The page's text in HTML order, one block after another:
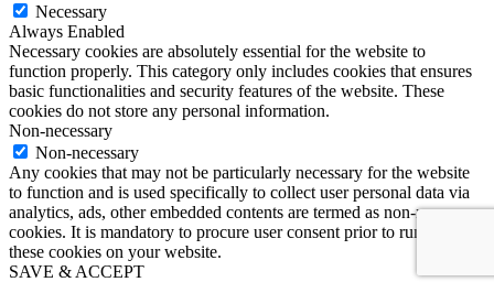
Necessary
Always Enabled
Necessary cookies are absolutely essential for the website to
function properly. This category only includes cookies that ensures
basic functionalities and security features of the website. These
cookies do not store any personal information.
Non-necessary
Non-necessary
Any cookies that may not be particularly necessary for the website
to function and is used specifically to collect user personal data via
analytics, ads, other embedded contents are termed as non-necessary
cookies. It is mandatory to procure user consent prior to running
these cookies on your website.
SAVE & ACCEPT